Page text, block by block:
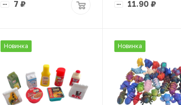
7 ₽ 11.90 ₽
Новинка Новинка